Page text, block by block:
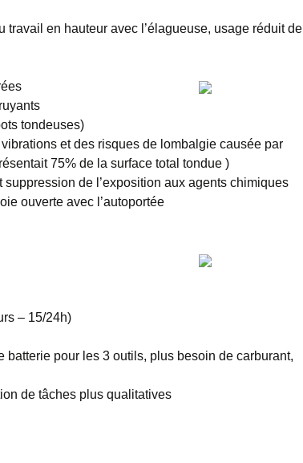
en hauteur avec l’élagueuse, usage réduit de
tondeuses)
et des risques de lombalgie causée par
75% de la surface total tondue )
de l’exposition aux agents chimiques
ouverte avec l’autoportée
– 15/24h)
batterie pour les 3 outils, plus besoin de carburant,
de tâches plus qualitatives